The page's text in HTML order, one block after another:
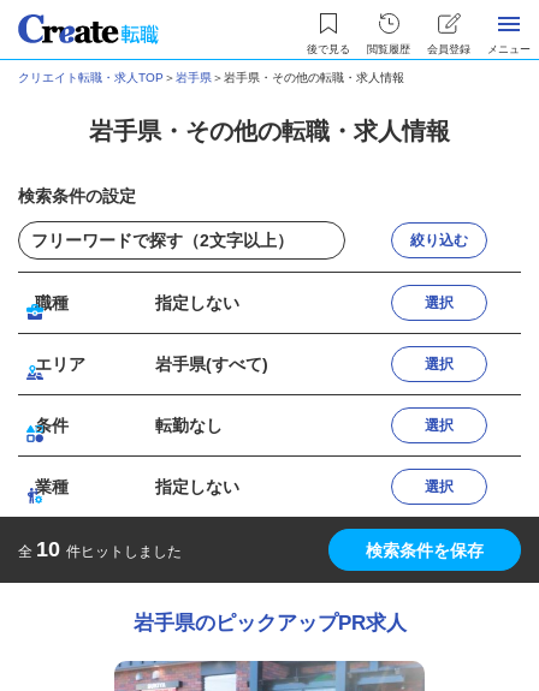
後で見る 閲覧履歴 会員登録 メニュー
クリエイト転職・求人TOP ＞岩手県＞岩手県・その他の転職・求人情報
岩手県・その他の転職・求人情報
検索条件の設定
絞り込む
職種 指定しない 選択
エリア 岩手県(すべて) 選択
条件 転勤なし 選択
業種 指定しない 選択
全 10 件ヒットしました 検索条件を保存
岩手県のピックアップPR求人